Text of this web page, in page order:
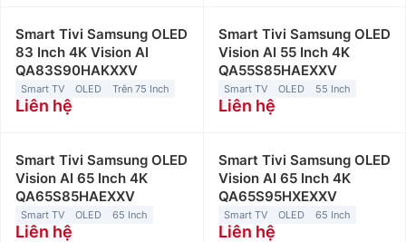
Smart Tivi Samsung OLED
83 Inch 4K Vision AI
QA83S90HAKXXV
Smart TV OLED Trên 75 Inch
Liên hệ
Smart Tivi Samsung OLED
Vision AI 55 Inch 4K
QA55S85HAEXXV
Smart TV OLED 55 Inch
Liên hệ
Smart Tivi Samsung OLED
Vision AI 65 Inch 4K
QA65S85HAEXXV
Smart TV OLED 65 Inch
Liên hệ
Smart Tivi Samsung OLED
Vision AI 65 Inch 4K
QA65S95HXEXXV
Smart TV OLED 65 Inch
Liên hệ